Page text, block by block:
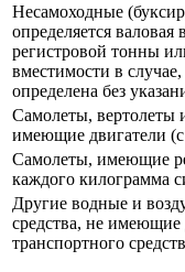
Несамоходные
определяется
регистровой тонны
вместимости в
определена без
Самолеты, вертолеты
имеющие двигатели
Самолеты, имеющие
каждого килограмма
Другие водные и
средства, не
транспортного